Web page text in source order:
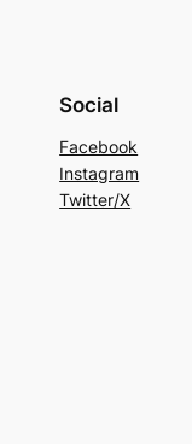
Social
Facebook
Instagram
Twitter/X